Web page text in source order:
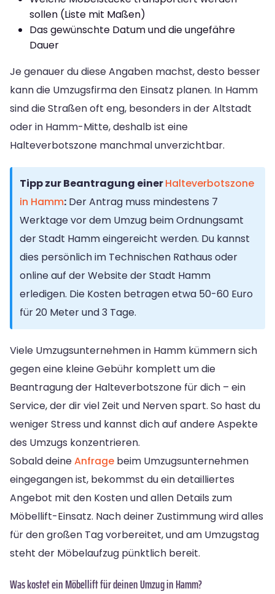
sollen (Liste mit Maßen)
Das gewünschte Datum und die ungefähre
Dauer
Je genauer du diese Angaben machst, desto besser
kann die Umzugsfirma den Einsatz planen. In Hamm
sind die Straßen oft eng, besonders in der Altstadt
oder in Hamm-Mitte, deshalb ist eine
Halteverbotszone manchmal unverzichtbar.
Tipp zur Beantragung einerHalteverbotszone
in Hamm: Der Antrag muss mindestens 7
Werktage vor dem Umzug beim Ordnungsamt
der Stadt Hamm eingereicht werden. Du kannst
dies persönlich im Technischen Rathaus oder
online auf der Website der Stadt Hamm
erledigen. Die Kosten betragen etwa 50-60 Euro
für 20 Meter und 3 Tage.
Viele Umzugsunternehmen in Hamm kümmern sich
gegen eine kleine Gebühr komplett um die
Beantragung der Halteverbotszone für dich – ein
Service, der dir viel Zeit und Nerven spart. So hast du
weniger Stress und kannst dich auf andere Aspekte
des Umzugs konzentrieren.
Sobald deineAnfrage beim Umzugsunternehmen
eingegangen ist, bekommst du ein detailliertes
Angebot mit den Kosten und allen Details zum
Möbellift-Einsatz. Nach deiner Zustimmung wird alles
für den großen Tag vorbereitet, und am Umzugstag
steht der Möbelaufzug pünktlich bereit.
Was kostet ein Möbellift für deinen Umzug in Hamm?